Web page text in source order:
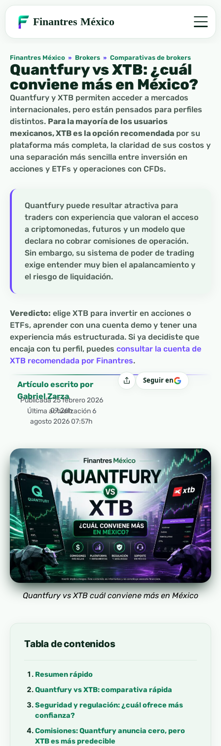
Finantres México
Finantres México » Brokers » Comparativas de brokers
Quantfury vs XTB: ¿cuál
conviene más en México?
Quantfury y XTB permiten acceder a mercados
internacionales, pero están pensados para perfiles
distintos. Para la mayoría de los usuarios
mexicanos, XTB es la opción recomendada por su
plataforma más completa, la claridad de sus costos y
una separación más sencilla entre inversión en
acciones y ETFs y operaciones con CFDs.
Quantfury puede resultar atractiva para
traders con experiencia que valoran el acceso
a criptomonedas, futuros y un modelo que
declara no cobrar comisiones de operación.
Sin embargo, su sistema de poder de trading
exige entender muy bien el apalancamiento y
el riesgo de liquidación.
Veredicto: elige XTB para invertir en acciones o
ETFs, aprender con una cuenta demo y tener una
experiencia más estructurada. Si ya decidiste que
encaja con tu perfil, puedes consultar la cuenta de
XTB recomendada por Finantres.
Artículo escrito por
Gabriel Zarza
Publicada25 febrero 2026
07:26h
Última actualización 6
agosto 2026 07:57h
CompartirSeguir en
Quantfury vs XTB cuál conviene más en México
Tabla de contenidos
Resumen rápido
Quantfury vs XTB: comparativa rápida
Seguridad y regulación: ¿cuál ofrece más
confianza?
Comisiones: Quantfury anuncia cero, pero
XTB es más predecible